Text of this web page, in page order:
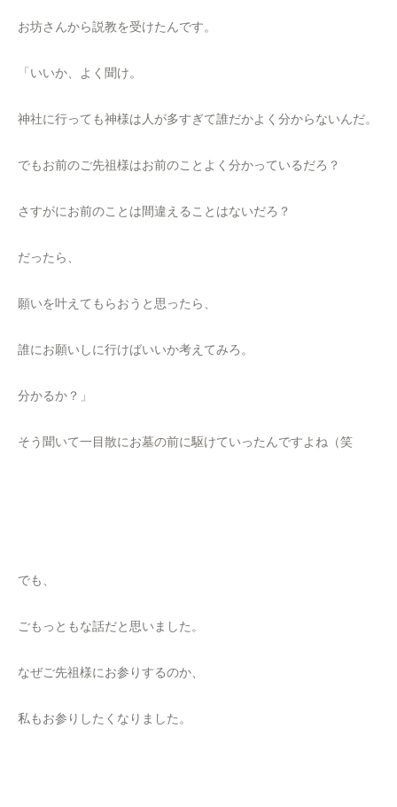
お坊さんから説教を受けたんです。
「いいか、よく聞け。
神社に行っても神様は人が多すぎて誰だかよく分からないんだ。
でもお前のご先祖様はお前のことよく分かっているだろ？
さすがにお前のことは間違えることはないだろ？
だったら、
願いを叶えてもらおうと思ったら、
誰にお願いしに行けばいいか考えてみろ。
分かるか？」
そう聞いて一目散にお墓の前に駆けていったんですよね（笑
でも、
ごもっともな話だと思いました。
なぜご先祖様にお参りするのか、
私もお参りしたくなりました。